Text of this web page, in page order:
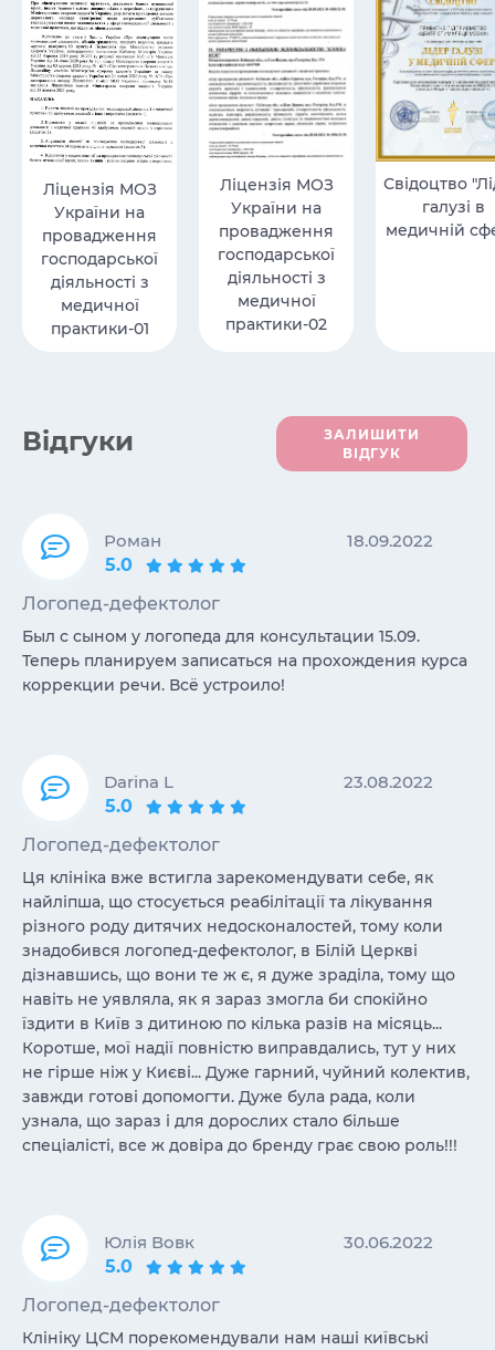
Ліцензія МОЗ
України на
провадження
господарської
діяльності з
медичної
практики-01
Ліцензія МОЗ
України на
провадження
господарської
діяльності з
медичної
практики-02
Свідоцтво
галузі в
медичній
Вiдгуки
ЗАЛИШИТИ
ВІДГУК
Роман
18.09.2022
5.0
Логопед-дефектолог
Был с сыном у логопеда для консультации 15.09.
Теперь планируем записаться на прохождения курса
коррекции речи. Всё устроило!
Darina L
23.08.2022
5.0
Логопед-дефектолог
Ця клініка вже встигла зарекомендувати себе, як
найліпша, що стосується реабілітації та лікування
різного роду дитячих недосконалостей, тому коли
знадобився логопед-дефектолог, в Білій Церкві
дізнавшись, що вони те ж є, я дуже зраділа, тому що
навіть не уявляла, як я зараз змогла би спокійно
їздити в Київ з дитиною по кілька разів на місяць...
Коротше, мої надії повністю виправдались, тут у них
не гірше ніж у Києві... Дуже гарний, чуйний колектив,
завжди готові допомогти. Дуже була рада, коли
узнала, що зараз і для дорослих стало більше
спеціалісті, все ж довіра до бренду грає свою роль!!!
Юлія Вовк
30.06.2022
5.0
Логопед-дефектолог
Клініку ЦСМ порекомендували нам наші київські